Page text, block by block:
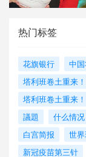
热门标签
花旗银行 中
塔利班卷土重来
塔利班卷土重来！
議題
什么情况
白宫简报
世
新冠疫苗第三针